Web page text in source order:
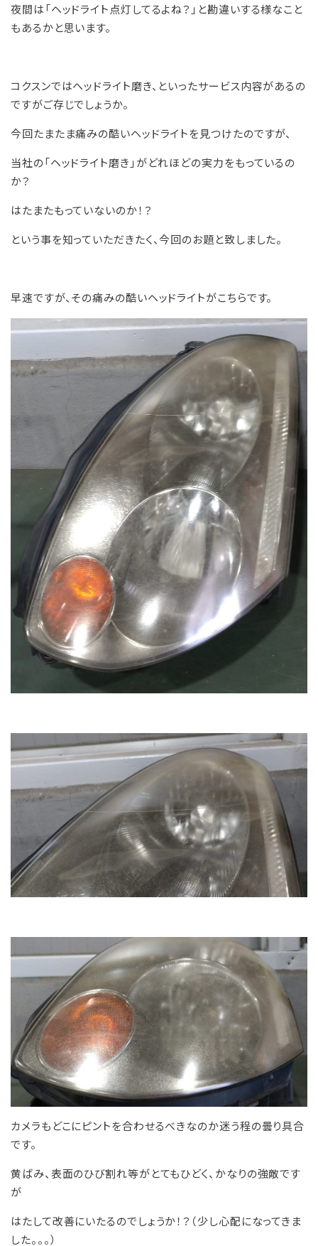
夜間は「ヘッドライト点灯してるよね？」と勘違いする様なこと
もあるかと思います。
コクスンではヘッドライト磨き、といったサービス内容があるの
ですがご存じでしょうか。
今回たまたま痛みの酷いヘッドライトを見つけたのですが、
当社の「ヘッドライト磨き」がどれほどの実力をもっているの
か？
はたまたもっていないのか！？
という事を知っていただきたく、今回のお題と致しました。
早速ですが、その痛みの酷いヘッドライトがこちらです。
カメラもどこにピントを合わせるべきなのか迷う程の曇り具合
です。
黄ばみ、表面のひび割れ等がとてもひどく、かなりの強敵です
が
はたして改善にいたるのでしょうか！？（少し心配になってきま
した。。。）